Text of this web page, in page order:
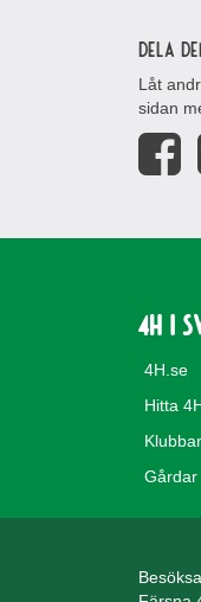
Dela
Låt
sidan
4H i
4H.se
Hitta
Gårdar